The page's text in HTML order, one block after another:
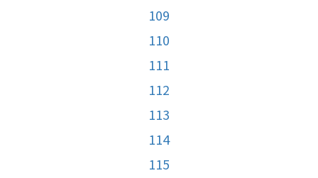
109
110
111
112
113
114
115